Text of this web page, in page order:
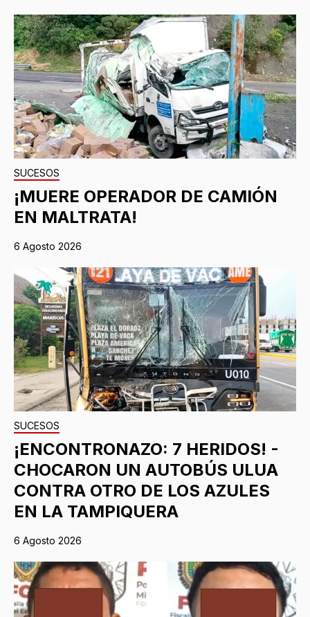
SUCESOS
¡MUERE OPERADOR DE CAMIÓN
EN MALTRATA!
6 Agosto 2026
SUCESOS
¡ENCONTRONAZO: 7 HERIDOS! -
CHOCARON UN AUTOBÚS ULUA
CONTRA OTRO DE LOS AZULES
EN LA TAMPIQUERA
6 Agosto 2026